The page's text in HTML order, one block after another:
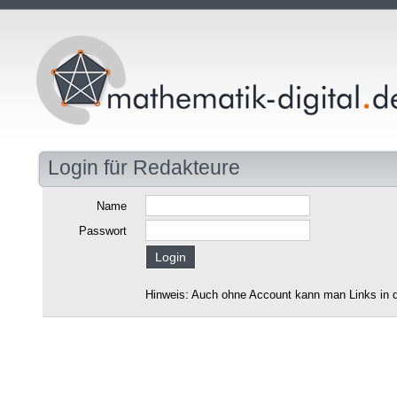
Login für Redakteure
Name
Passwort
Hinweis: Auch ohne Account kann man Links in